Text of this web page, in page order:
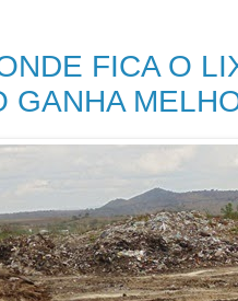
FICA O
GANHA